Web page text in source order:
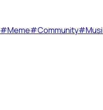
#Meme#Community#